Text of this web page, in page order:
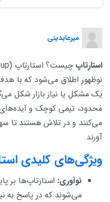
میرعابدینی
استارتاپ
نوظهور اطلاق می‌شود که با
یک مشکل یا نیاز بازار شکل
محدود، تیمی کوچک و ایده‌های
می‌کنند و در تلاش هستند تا
آورند.
ویژگی‌های کلیدی
نوآوری: استارتاپ‌ها بر
می‌شوند که در پاسخ به